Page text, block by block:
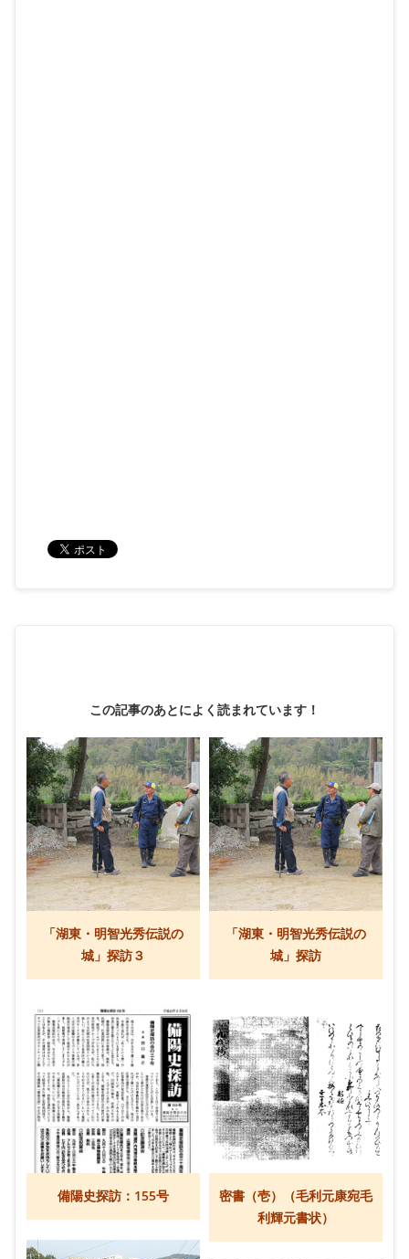
この記事のあとによく読まれています！
「湖東・明智光秀伝説の
城」探訪３
「湖東・明智光秀伝説の
城」探訪
備陽史探訪：155号
密書（壱）（毛利元康宛毛
利輝元書状）